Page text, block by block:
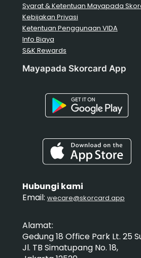
Syarat & Ketentuan Mayapada
Kebijakan Privasi
Ketentuan Penggunaan VIDA
Info Biaya
S&K Rewards
Mayapada Skorcard App
Hubungi kami
Email: wecare@skorcard.app
Alamat:
Gedung 18 Office Park Lt. 25
Jl. TB Simatupang No. 18,